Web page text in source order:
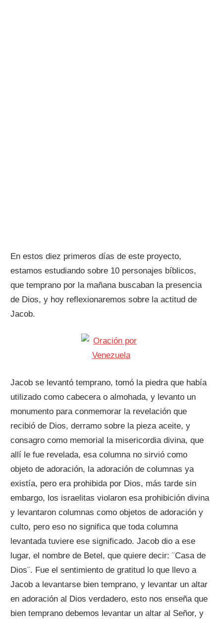
En estos diez primeros días de este proyecto,
estamos estudiando sobre 10 personajes bíblicos,
que temprano por la mañana buscaban la presencia
de Dios, y hoy reflexionaremos sobre la actitud de
Jacob.
Jacob se levantó temprano, tomó la piedra que había
utilizado como cabecera o almohada, y levanto un
monumento para conmemorar la revelación que
recibió de Dios, derramo sobre la pieza aceite, y
consagro como memorial la misericordia divina, que
allí le fue revelada, esa columna no sirvió como
objeto de adoración, la adoración de columnas ya
existía, pero era prohibida por Dios, más tarde sin
embargo, los israelitas violaron esa prohibición divina
y levantaron columnas como objetos de adoración y
culto, pero eso no significa que toda columna
levantada tuviere ese significado. Jacob dio a ese
lugar, el nombre de Betel, que quiere decir: ¨Casa de
Dios¨. Fue el sentimiento de gratitud lo que llevo a
Jacob a levantarse bien temprano, y levantar un altar
en adoración al Dios verdadero, esto nos enseña que
bien temprano debemos levantar un altar al Señor, y